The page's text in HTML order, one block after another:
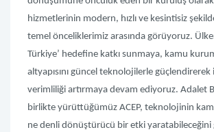
hizmetlerinin modern, hızlı ve kesintisiz
temel önceliklerimiz arasında görüyoruz.
Türkiye’ hedefine katkı sunmaya, kamu
altyapısını güncel teknolojilerle
verimliliği artırmaya devam ediyoruz. Adalet
birlikte yürüttüğümüz ACEP, teknolojinin
ne denli dönüştürücü bir etki